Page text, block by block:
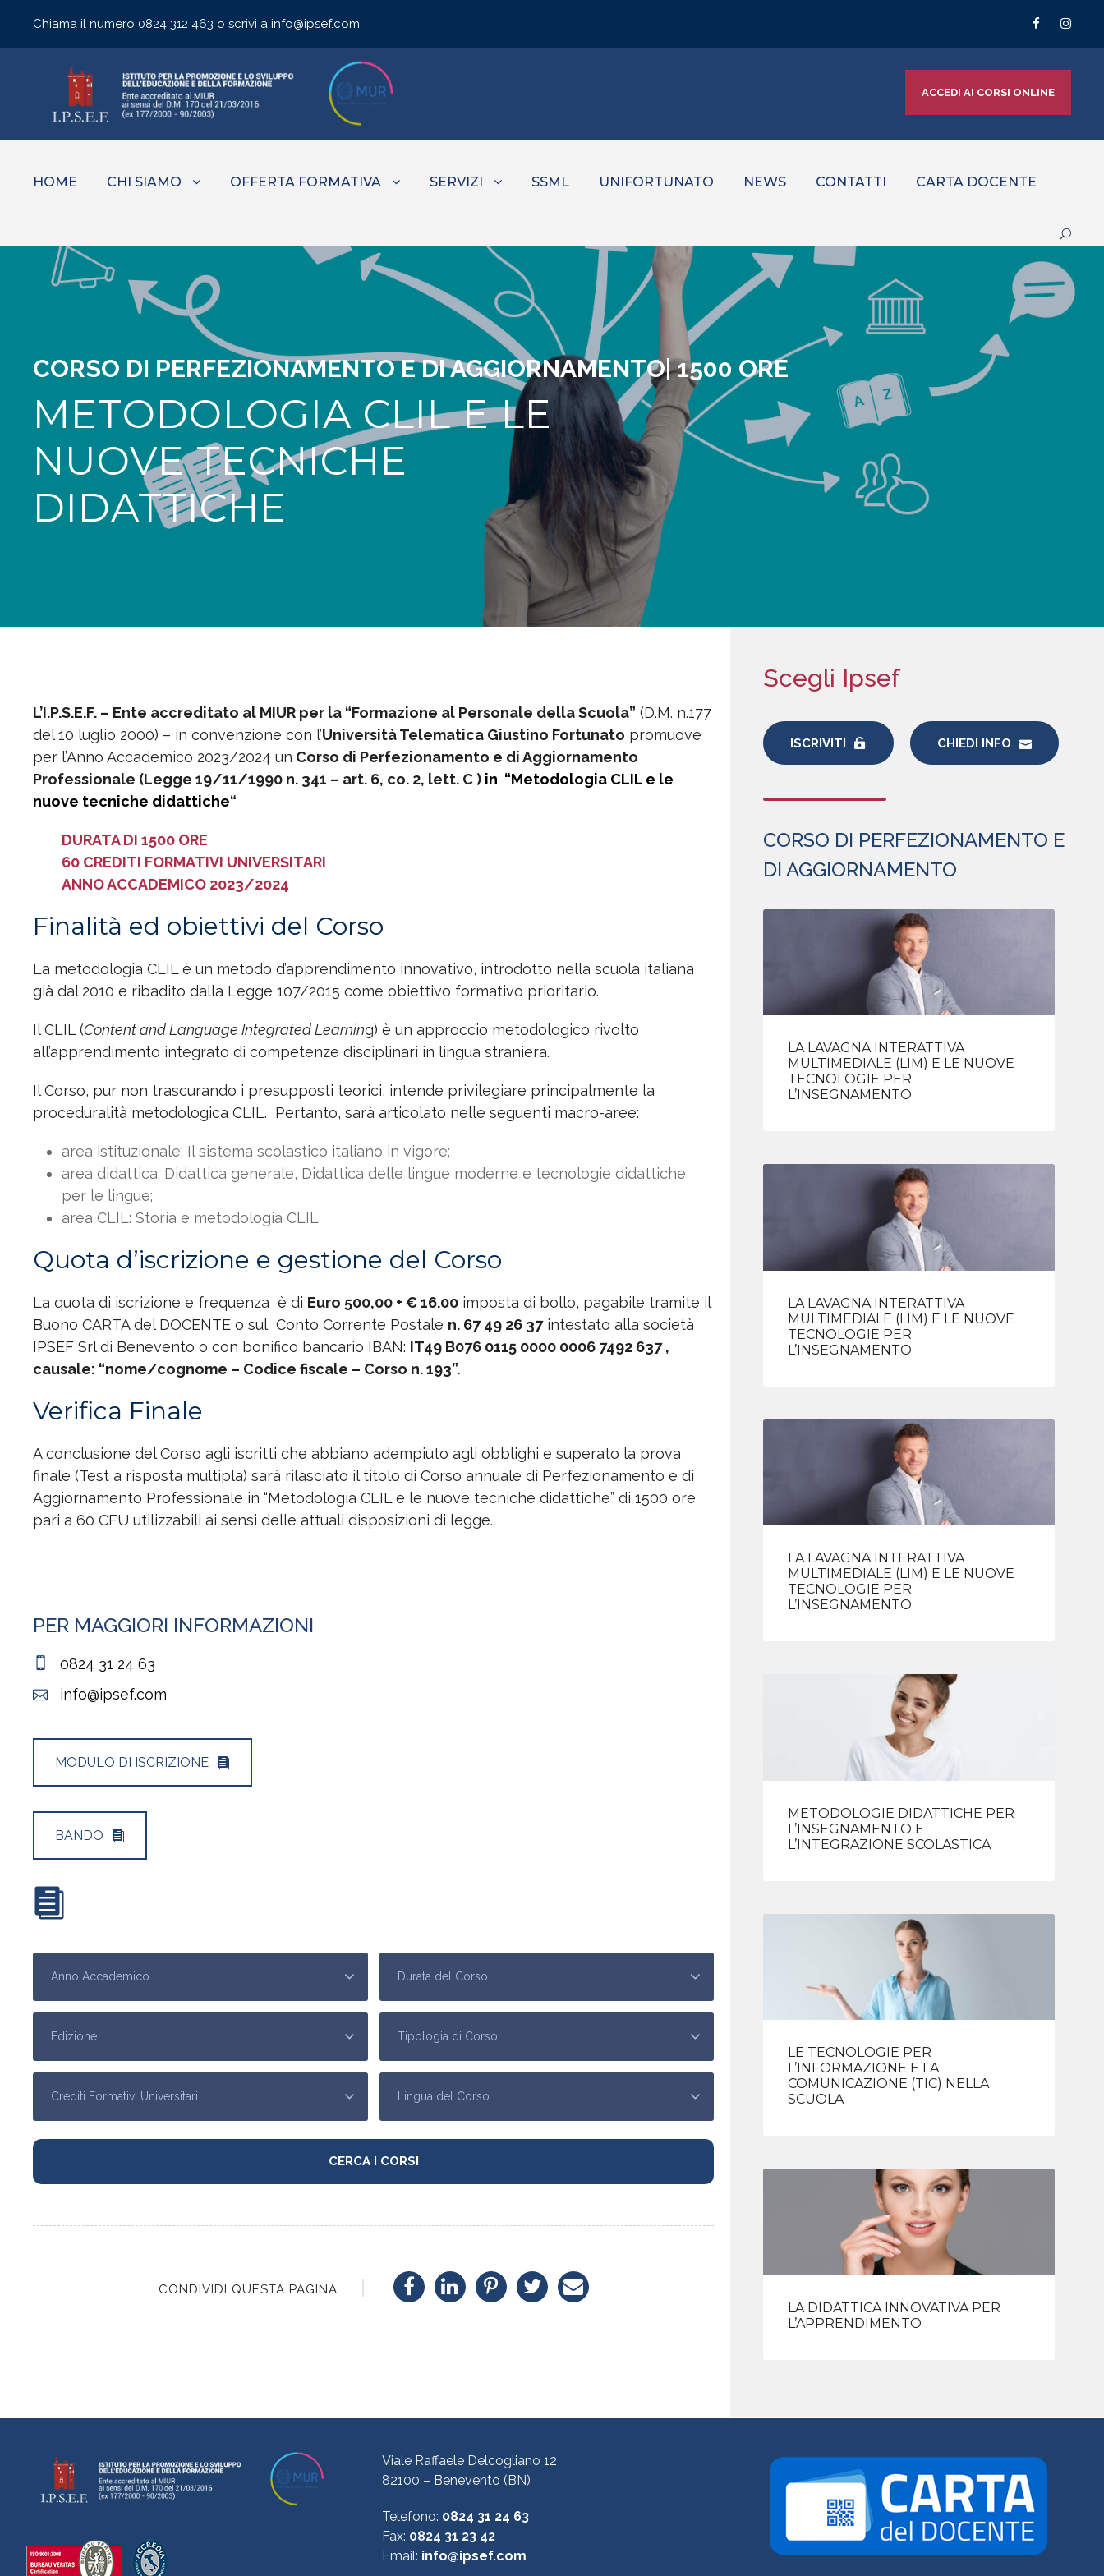
Chiama il numero 0824 312 463 o scrivi a info@ipsef.com
ACCEDI AI CORSI ONLINE
HOME CHI SIAMO OFFERTA FORMATIVA SERVIZI SSML UNIFORTUNATO NEWS CONTATTI CARTA DOCENTE
CORSO DI PERFEZIONAMENTO E DI AGGIORNAMENTO| 1500 ORE
METODOLOGIA CLIL E LE
NUOVE TECNICHE
DIDATTICHE
L’I.P.S.E.F. – Ente accreditato al MIUR per la “Formazione al Personale della Scuola” (D.M. n.177
del 10 luglio 2000) – in convenzione con l’Università Telematica Giustino Fortunato promuove
per l’Anno Accademico 2023/2024 un Corso di Perfezionamento e di Aggiornamento
Professionale (Legge 19/11/1990 n. 341 – art. 6, co. 2, lett. C ) in “Metodologia CLIL e le
nuove tecniche didattiche“
DURATA DI 1500 ORE
60 CREDITI FORMATIVI UNIVERSITARI
ANNO ACCADEMICO 2023/2024
Finalità ed obiettivi del Corso
La metodologia CLIL è un metodo d’apprendimento innovativo, introdotto nella scuola italiana
già dal 2010 e ribadito dalla Legge 107/2015 come obiettivo formativo prioritario.
Il CLIL (Content and Language Integrated Learning) è un approccio metodologico rivolto
all’apprendimento integrato di competenze disciplinari in lingua straniera.
Il Corso, pur non trascurando i presupposti teorici, intende privilegiare principalmente la
proceduralità metodologica CLIL. Pertanto, sarà articolato nelle seguenti macro-aree:
area istituzionale: Il sistema scolastico italiano in vigore;
area didattica: Didattica generale, Didattica delle lingue moderne e tecnologie didattiche
per le lingue;
area CLIL: Storia e metodologia CLIL
Quota d’iscrizione e gestione del Corso
La quota di iscrizione e frequenza è di Euro 500,00 + € 16.00 imposta di bollo, pagabile tramite il
Buono CARTA del DOCENTE o sul Conto Corrente Postale n. 67 49 26 37intestato alla società
IPSEF Srl di Benevento o con bonifico bancario IBAN: IT49 B076 0115 0000 0006 7492 637,
causale: “nome/cognome – Codice fiscale – Corso n. 193”.
Verifica Finale
A conclusione del Corso agli iscritti che abbiano adempiuto agli obblighi e superato la prova
finale (Test a risposta multipla) sarà rilasciato il titolo di Corso annuale di Perfezionamento e di
Aggiornamento Professionale in “Metodologia CLIL e le nuove tecniche didattiche” di 1500 ore
pari a 60 CFU utilizzabili ai sensi delle attuali disposizioni di legge.
PER MAGGIORI INFORMAZIONI
0824 31 24 63
info@ipsef.com
MODULO DI ISCRIZIONE
BANDO
CONDIVIDI QUESTA PAGINA
Scegli Ipsef
ISCRIVITI CHIEDI INFO
CORSO DI PERFEZIONAMENTO E
DI AGGIORNAMENTO
LA LAVAGNA INTERATTIVA
MULTIMEDIALE (LIM) E LE NUOVE
TECNOLOGIE PER
L’INSEGNAMENTO
LA LAVAGNA INTERATTIVA
MULTIMEDIALE (LIM) E LE NUOVE
TECNOLOGIE PER
L’INSEGNAMENTO
LA LAVAGNA INTERATTIVA
MULTIMEDIALE (LIM) E LE NUOVE
TECNOLOGIE PER
L’INSEGNAMENTO
METODOLOGIE DIDATTICHE PER
L’INSEGNAMENTO E
L’INTEGRAZIONE SCOLASTICA
LE TECNOLOGIE PER
L’INFORMAZIONE E LA
COMUNICAZIONE (TIC) NELLA
SCUOLA
LA DIDATTICA INNOVATIVA PER
L’APPRENDIMENTO
Viale Raffaele Delcogliano 12
82100 – Benevento (BN)
Telefono: 0824 31 24 63
Fax: 0824 31 23 42
Email: info@ipsef.com